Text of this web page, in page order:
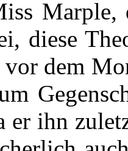
Marple,
diese
dem
er ihn